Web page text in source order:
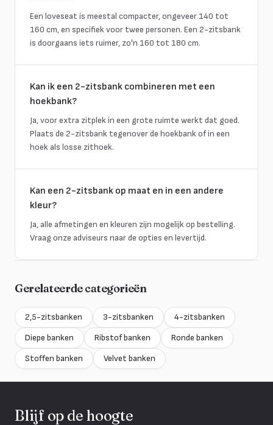
Een loveseat is meestal compacter, ongeveer 140 tot
160 cm, en specifiek voor twee personen. Een 2-zitsbank
is doorgaans iets ruimer, zo'n 160 tot 180 cm.
Kan ik een 2-zitsbank combineren met een
hoekbank?
Ja, voor extra zitplek in een grote ruimte werkt dat goed.
Plaats de 2-zitsbank tegenover de hoekbank of in een
hoek als losse zithoek.
Kan een 2-zitsbank op maat en in een andere
kleur?
Ja, alle afmetingen en kleuren zijn mogelijk op bestelling.
Vraag onze adviseurs naar de opties en levertijd.
Gerelateerde categorieën
2,5-zitsbanken 3-zitsbanken
4-zitsbanken
Diepe banken
Ribstof banken
Ronde banken
Stoffen banken
Velvet banken
Blijf op de hoogte